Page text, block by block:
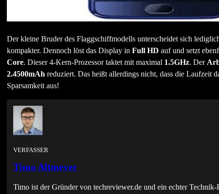
Der kleine Bruder des Flaggschiffmodells unterscheidet sich
kompakter. Dennoch löst das Display in Full HD auf und setzt
Core. Dieser 4-Kern-Prozessor taktet mit maximal 1.5GHz. Der
2.4500mAh reduziert. Das heißt allerdings nicht, dass die Laufzeit
Sparsamkeit aus!
VERFASSER
Timo Altmeyer
Timo ist der Gründer von techreviewer.de und ein echter